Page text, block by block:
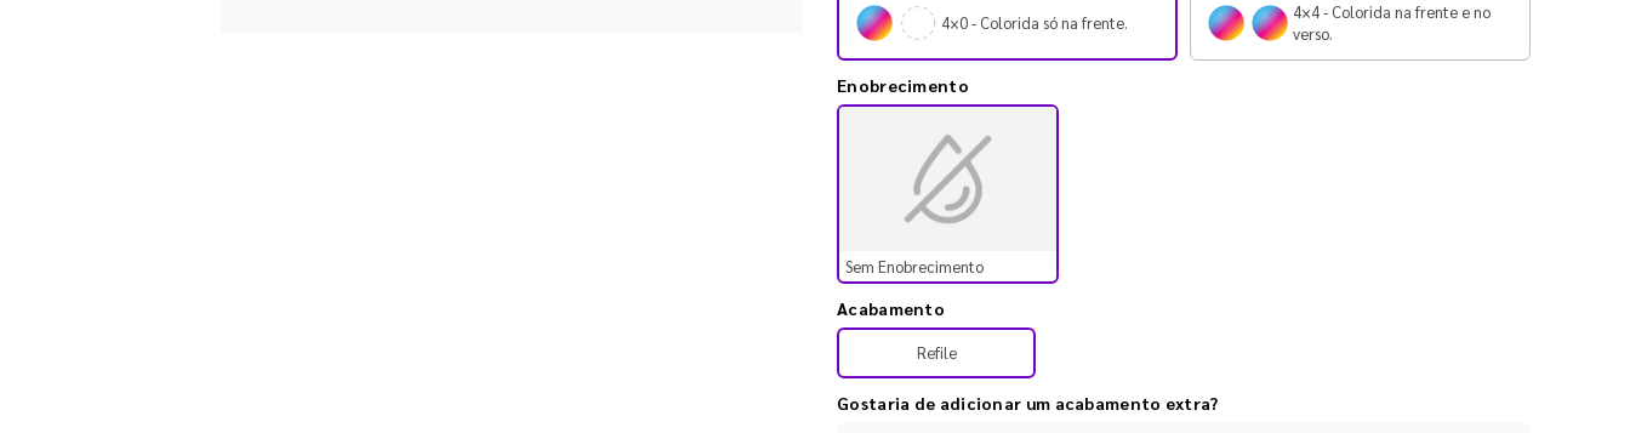
4×0 - Colorida só na frente.
4×4 - Colorida na frente e no
verso.
Enobrecimento
Sem Enobrecimento
Acabamento
Refile
Gostaria de adicionar um acabamento extra?